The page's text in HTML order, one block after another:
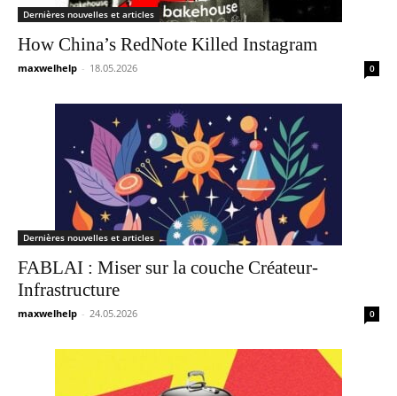
Dernières nouvelles et articles
How China’s RedNote Killed Instagram
maxwelhelp - 18.05.2026 0
Dernières nouvelles et articles
FABLAI : Miser sur la couche Créateur-
Infrastructure
maxwelhelp - 24.05.2026 0